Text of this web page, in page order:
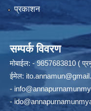
प्रकाशन
सम्पर्क विवरण
मोबाईल: - 9857683810 (
ईमेल:
-
-